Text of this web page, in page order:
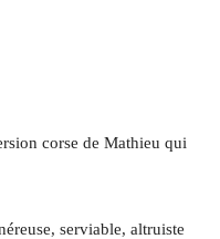
corse de Mathieu qui
serviable, altruiste